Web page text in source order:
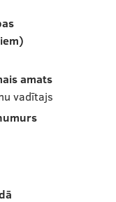
amats
vadītajs